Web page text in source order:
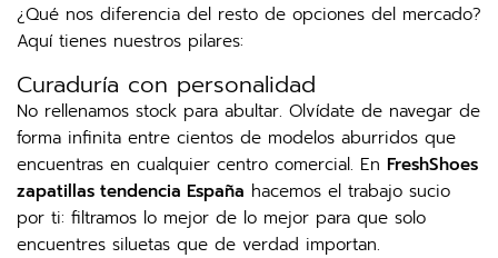
¿Qué nos diferencia del resto de opciones del mercado?
Aquí tienes nuestros pilares:
Curaduría con personalidad
No rellenamos stock para abultar. Olvídate de navegar de
forma infinita entre cientos de modelos aburridos que
encuentras en cualquier centro comercial. En FreshShoes
zapatillas tendencia España hacemos el trabajo sucio
por ti: filtramos lo mejor de lo mejor para que solo
encuentres siluetas que de verdad importan.